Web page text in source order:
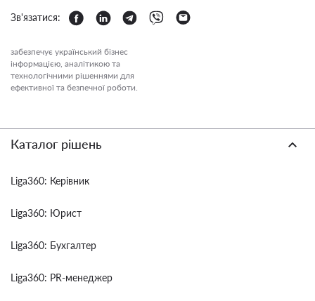
Зв'язатися:
забезпечує український бізнес
інформацією, аналітикою та
технологічними рішеннями для
ефективної та безпечної роботи.
Каталог рішень
Liga360: Керівник
Liga360: Юрист
Liga360: Бухгалтер
Liga360: PR-менеджер